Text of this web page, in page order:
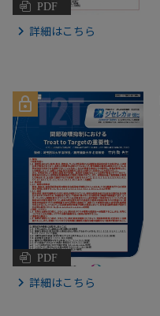
PDF
詳細はこちら
PDF
詳細はこちら